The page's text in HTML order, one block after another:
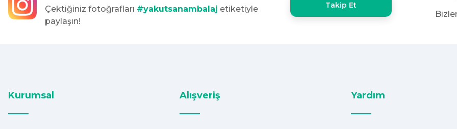
kargo hızlı çıkıyor x firma da fiyatlar daha uygundu ama kalite yoktu bu kalitede uygunluğa
devam ettikçe sizinleyiz
Çektiğiniz fotoğrafları #yakutsanambalaj etiketiyle
paylaşın!
Takip Et
Kurumsal Alışveriş Yardım